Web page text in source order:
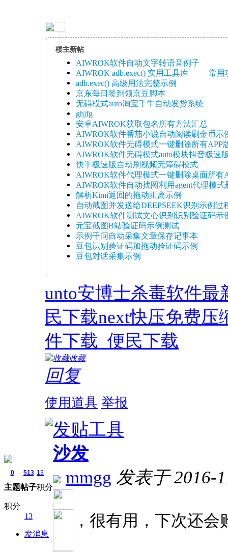
楼主新帖
AIWROK软件自动文字转语音例子
AIWROK adb.exec() 实用工具库 —— 常用
adb.exec() 高级用法完整示例
京东每日签到领京豆脚本
无碍模式auto淘宝千牛自动发货系统
ghjfg
安卓AIWROK获取包名所有方法汇总
AIWROK软件番茄小说自动阅读刷金币示
AIWROK软件无碍模式一键删除所有APP
AIWROK软件无碍模式auto模块抖音极速
快手极速版自动刷视频无障碍模式
AIWROK软件代理模式一键删除桌面所有
AIWROK软件自动找图利用agent代理模式
解析Kimi返回的拖动距离示例
自动截图并发送给DEEPSEEK识别示例过
AIWROK软件测试文心识别识别验证码示
元宝截图B站验证码示例测试
示例千问自动采集文章保存记事本
豆包识别验证码加拖动验证码示例
豆包对话采集示例
unto安博士杀毒软件
民下载next快压免费压
件下载_便民下载
收藏
回复
使用道具 举报
0
主题
513
帖子
13
积分
积分
13
发消息
沙发
mmgg 发表于 2016-
，很有用，下次还会